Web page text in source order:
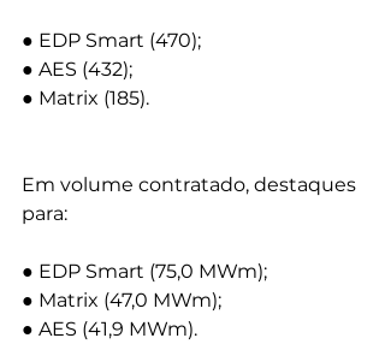
● EDP Smart (470);
● AES (432);
● Matrix (185).
Em volume contratado, destaques
para:
● EDP Smart (75,0 MWm);
● Matrix (47,0 MWm);
● AES (41,9 MWm).